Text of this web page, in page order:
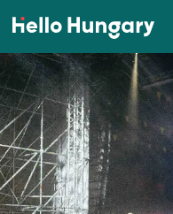
Ugrás a tartalomhoz